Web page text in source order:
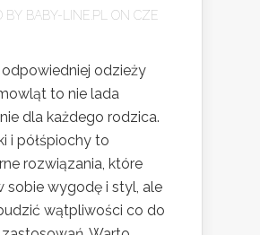
BY BABY-LINE.PL ON CZE
odzieży
to nie lada
dla każdego rodzica.
i półśpiochy to
rozwiązania, które
sobie wygodę i styl, ale
wątpliwości co do